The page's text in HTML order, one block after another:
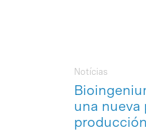
una nueva
producción
Notícias